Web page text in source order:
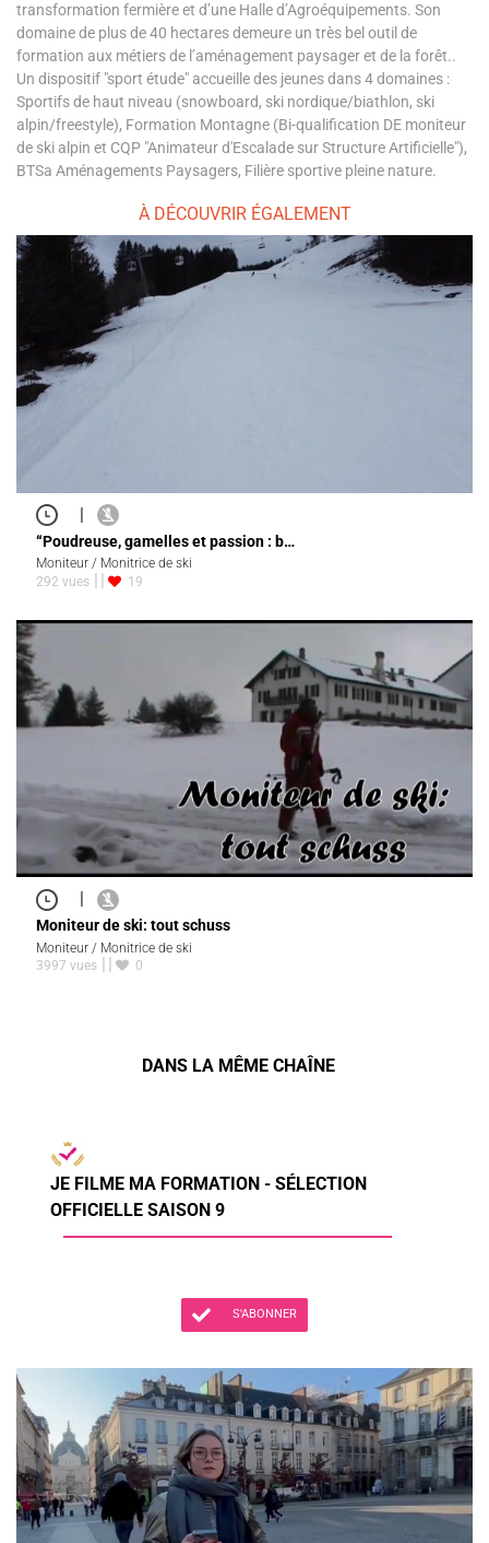
transformation fermière et d’une Halle d’Agroéquipements. Son
domaine de plus de 40 hectares demeure un très bel outil de
formation aux métiers de l’aménagement paysager et de la forêt..
Un dispositif "sport étude" accueille des jeunes dans 4 domaines :
Sportifs de haut niveau (snowboard, ski nordique/biathlon, ski
alpin/freestyle), Formation Montagne (Bi-qualification DE moniteur
de ski alpin et CQP "Animateur d'Escalade sur Structure Artificielle"),
BTSa Aménagements Paysagers, Filière sportive pleine nature.
À DÉCOUVRIR ÉGALEMENT
|
“Poudreuse, gamelles et passion : b…
Moniteur / Monitrice de ski
292 vues
19
|
Moniteur de ski: tout schuss
Moniteur / Monitrice de ski
3997 vues
0
DANS LA MÊME CHAÎNE
JE FILME MA FORMATION - SÉLECTION
OFFICIELLE SAISON 9
S'ABONNER